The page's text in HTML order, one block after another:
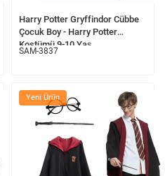
Harry Potter Gryffindor Cübbe
Çocuk Boy - Harry Potter
Kostümü 9-10 Yaş
SAM-3837
Yeni Ürün